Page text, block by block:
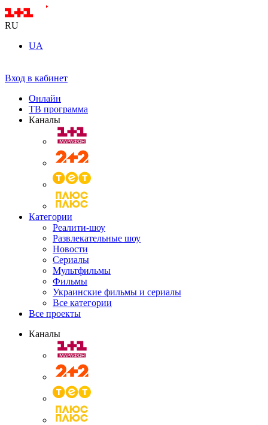
RU
UA
Вход в кабинет
Онлайн
ТВ программа
Каналы
Категории
Реалити-шоу
Развлекательные шоу
Новости
Сериалы
Мультфильмы
Фильмы
Украинские фильмы и сериалы
Все категории
Все проекты
Каналы